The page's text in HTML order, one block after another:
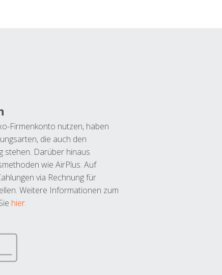
Firmenkonto nutzen, haben
die auch den
stehen. Darüber hinaus
wie AirPlus. Auf
via Rechnung für
Weitere Informationen zum
hier.